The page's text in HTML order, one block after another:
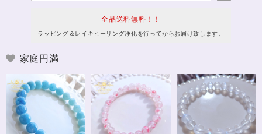
全品送料無料！！
ラッピング＆レイキヒーリング浄化を行ってからお届け致します。
家庭円満